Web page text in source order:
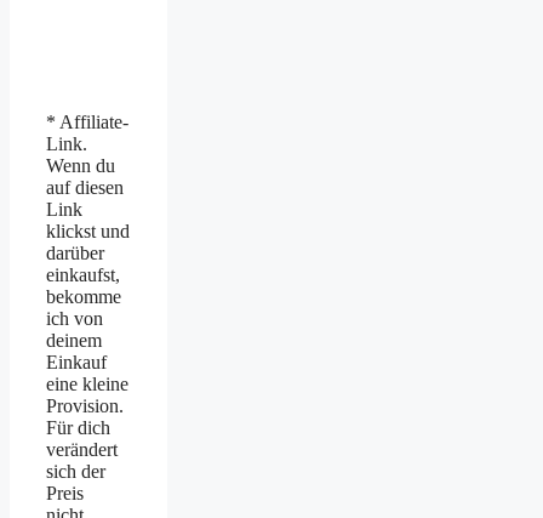
* Affiliate-
Link.
Wenn du
auf diesen
Link
klickst und
darüber
einkaufst,
bekomme
ich von
deinem
Einkauf
eine kleine
Provision.
Für dich
verändert
sich der
Preis